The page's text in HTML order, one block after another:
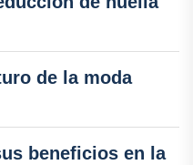
de la moda
beneficios en la